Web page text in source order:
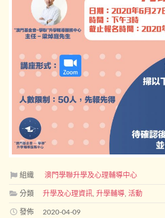
組織 澳門學聯升學及心理輔導中心
分類 升學及心理資訊 升學輔導 活動
發佈 2020-04-09